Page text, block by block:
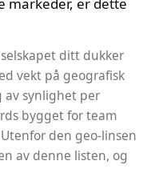
ditt dukker
vekt på geografisk
synlighet per
bygget for team
den geo-linsen
av denne listen, og